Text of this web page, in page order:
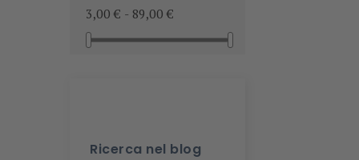
3,00 € - 89,00 €
Ricerca nel blog